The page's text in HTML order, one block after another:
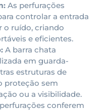
As perfurações
controlar a entrada
o ruído, criando
e eficientes.
A barra chata
em guarda-
estruturas de
proteção sem
ou a visibilidade.
conferem